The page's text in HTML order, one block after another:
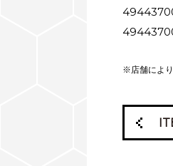
※店舗により